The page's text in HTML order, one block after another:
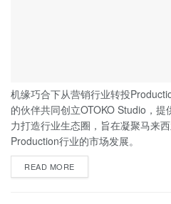
机缘巧合下从营销行业转投
的伙伴共同创立OTOKO Studio，
力打造行业生态圈，旨在凝聚马来
Production行业的市场发展。
READ MORE